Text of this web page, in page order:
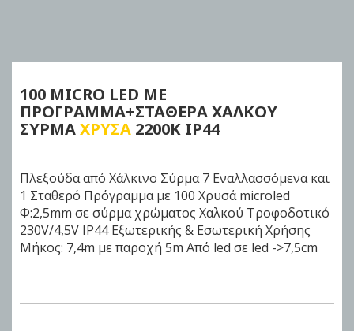
beginning
the
images
gallery
100 MICRO LED ΜΕ
ΠΡΟΓΡΑΜΜΑ+ΣΤΑΘΕΡΑ ΧΑΛΚΟΥ
ΣΥΡΜΑΧΡΥΣΑ 2200K IP44
Πλεξούδα από Χάλκινο Σύρμα 7 Εναλλασσόμενα και
1 Σταθερό Πρόγραμμα με 100 Χρυσά microled
Φ:2,5mm σε σύρμα χρώματος Χαλκού Τροφοδοτικό
230V/4,5V IP44 Εξωτερικής & Εσωτερική Χρήσης
Μήκος: 7,4m με παροχή 5m Από led σε led ->7,5cm